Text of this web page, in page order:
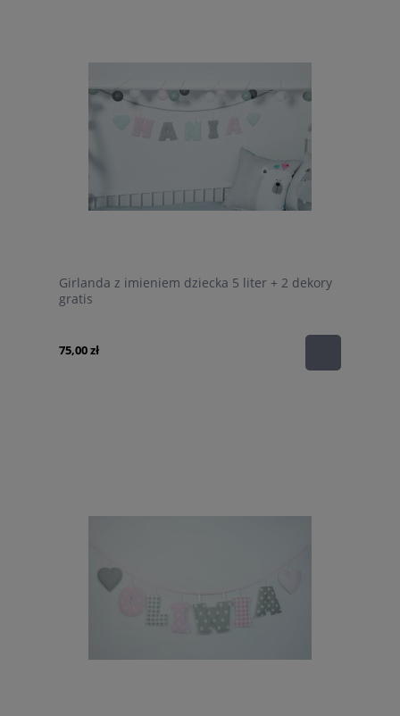
Girlanda z imieniem dziecka 5 liter + 2 dekory
gratis
75,00 zł